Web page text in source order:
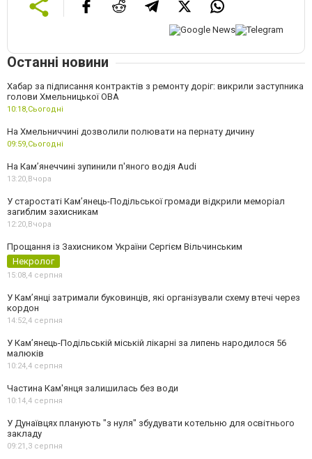
Останні новини
Хабар за підписання контрактів з ремонту доріг: викрили заступника
голови Хмельницької ОВА
10:18,Сьогодні
На Хмельниччині дозволили полювати на пернату дичину
09:59,Сьогодні
На Камʼянеччині зупинили п'яного водія Audi
13:20,Вчора
У старостаті Кам’янець-Подільської громади відкрили меморіал
загиблим захисникам
12:20,Вчора
Прощання із Захисником України Сергієм Вільчинським
Некролог
15:08,4 серпня
У Кам’янці затримали буковинців, які організували схему втечі через
кордон
14:52,4 серпня
У Кам’янець-Подільській міській лікарні за липень народилося 56
малюків
10:24,4 серпня
Частина Кам'янця залишилась без води
10:14,4 серпня
У Дунаївцях планують "з нуля" збудувати котельню для освітнього
закладу
09:21,3 серпня